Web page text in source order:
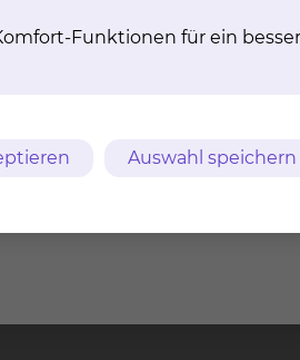
Funktionen für ein
Auswahl speichern